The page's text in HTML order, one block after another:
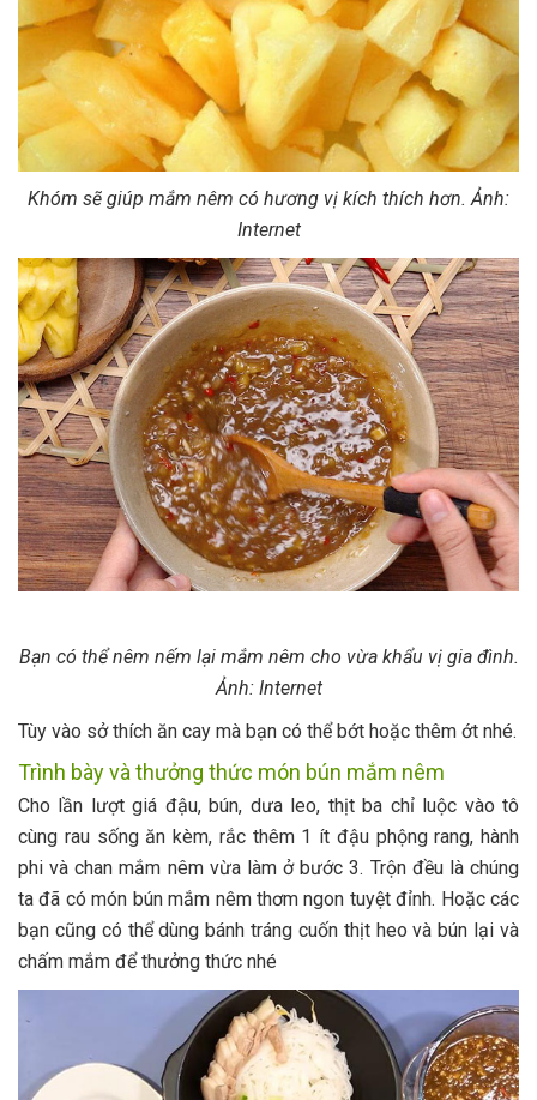
Khóm sẽ giúp mắm nêm có hương vị kích thích hơn. Ảnh:
Internet
Bạn có thể nêm nếm lại mắm nêm cho vừa khẩu vị gia đình.
Ảnh: Internet
Tùy vào sở thích ăn cay mà bạn có thể bớt hoặc thêm ớt nhé.
Trình bày và thưởng thức món bún mắm nêm
Cho lần lượt giá đậu, bún, dưa leo, thịt ba chỉ luộc vào tô
cùng rau sống ăn kèm, rắc thêm 1 ít đậu phộng rang, hành
phi và chan mắm nêm vừa làm ở bước 3. Trộn đều là chúng
ta đã có món bún mắm nêm thơm ngon tuyệt đỉnh. Hoặc các
bạn cũng có thể dùng bánh tráng cuốn thịt heo và bún lại và
chấm mắm để thưởng thức nhé